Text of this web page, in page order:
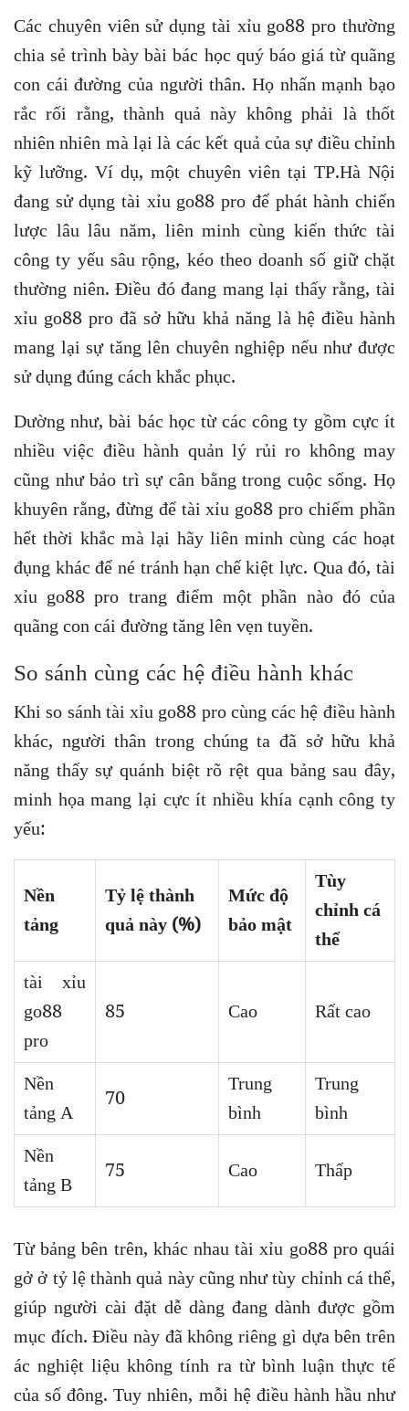
Các chuyên viên sử dụng tài xỉu go88 pro thường
chia sẻ trình bày bài bác học quý báo giá từ quãng
con cái đường của người thân. Họ nhấn mạnh bạo
rắc rối rằng, thành quả này không phải là thốt
nhiên nhiên mà lại là các kết quả của sự điều chỉnh
kỹ lưỡng. Ví dụ, một chuyên viên tại TP.Hà Nội
đang sử dụng tài xỉu go88 pro để phát hành chiến
lược lâu lâu năm, liên minh cùng kiến thức tài
công ty yếu sâu rộng, kéo theo doanh số giữ chặt
thường niên. Điều đó đang mang lại thấy rằng, tài
xỉu go88 pro đã sở hữu khả năng là hệ điều hành
mang lại sự tăng lên chuyên nghiệp nếu như được
sử dụng đúng cách khắc phục.
Dường như, bài bác học từ các công ty gồm cực ít
nhiều việc điều hành quản lý rủi ro không may
cũng như bảo trì sự cân bằng trong cuộc sống. Họ
khuyên rằng, đừng để tài xỉu go88 pro chiếm phần
hết thời khắc mà lại hãy liên minh cùng các hoạt
đụng khác để né tránh hạn chế kiệt lực. Qua đó, tài
xỉu go88 pro trang điểm một phần nào đó của
quãng con cái đường tăng lên vẹn tuyền.
So sánh cùng các hệ điều hành khác
Khi so sánh tài xỉu go88 pro cùng các hệ điều hành
khác, người thân trong chúng ta đã sở hữu khả
năng thấy sự quánh biệt rõ rệt qua bảng sau đây,
minh họa mang lại cực ít nhiều khía cạnh công ty
yếu:
Nền
tảng
Tỷ lệ thành
quả này (%)
Mức độ
bảo mật
Tùy
chỉnh cá
thể
tài xỉu
go88
pro
85 Cao Rất cao
Nền
tảng A
70
Trung
bình
Trung
bình
Nền
tảng B
75 Cao Thấp
Từ bảng bên trên, khác nhau tài xỉu go88 pro quái
gở ở tỷ lệ thành quả này cũng như tùy chỉnh cá thể,
giúp người cài đặt dễ dàng đang dành được gồm
mục đích. Điều này đã không riêng gì dựa bên trên
ác nghiệt liệu không tính ra từ bình luận thực tế
của số đông. Tuy nhiên, mỗi hệ điều hành hầu như